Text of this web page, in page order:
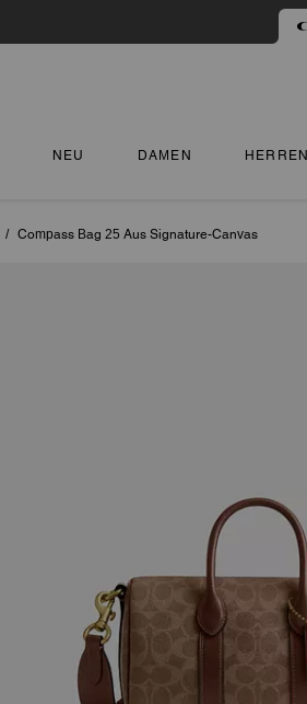
NEU DAMEN HERREN
/ Compass Bag 25 Aus Signature-Canvas